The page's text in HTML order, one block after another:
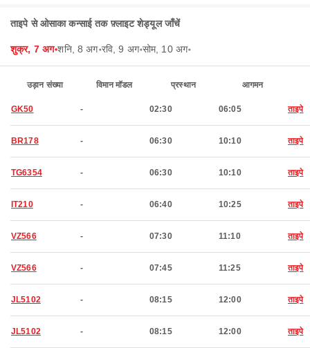
ताइपे से ओसाका कन्साई तक फ़्लाइट शेड्यूल जाँचें
शुक्र, 7 अग॰शनि, 8 अग॰रवि, 9 अग॰सोम, 10 अग॰
उड़ान संख्या विमान मॉडल प्रस्थान आगमन
GK50 - 02:30 06:05 ताइपे
BR178 - 06:30 10:10 ताइपे
TG6354 - 06:30 10:10 ताइपे
IT210 - 06:40 10:25 ताइपे
VZ566 - 07:30 11:10 ताइपे
VZ566 - 07:45 11:25 ताइपे
JL5102 - 08:15 12:00 ताइपे
JL5102 - 08:15 12:00 ताइपे